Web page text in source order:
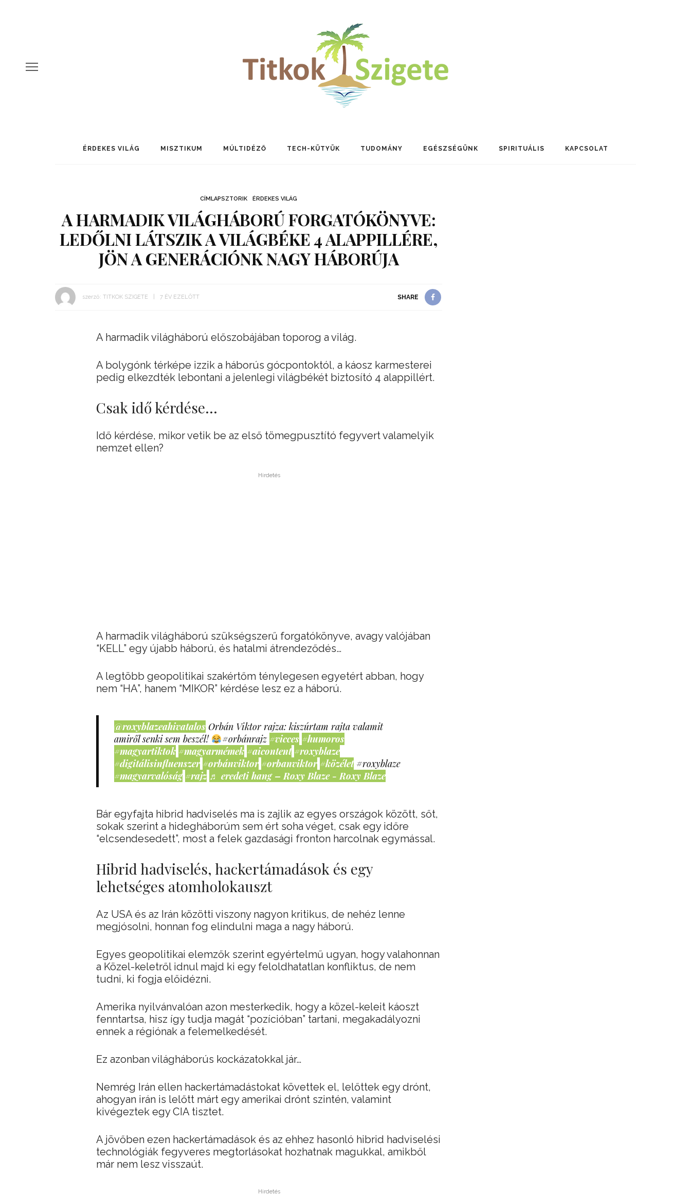
ÉRDEKES VILÁG MISZTIKUM MÚLTIDÉZŐ TECH-KÜTYÜK TUDOMÁNY EGÉSZSÉGÜNK SPIRITUÁLIS KAPCSOLAT
CÍMLAPSZTORIK ÉRDEKES VILÁG
A HARMADIK VILÁGHÁBORÚ FORGATÓKÖNYVE:
LEDŐLNI LÁTSZIK A VILÁGBÉKE 4 ALAPPILLÉRE,
JÖN A GENERÁCIÓNK NAGY HÁBORÚJA
szerző: TITKOK SZIGETE 7 ÉV EZELŐTT SHARE
A harmadik világháború előszobájában toporog a világ.
A bolygónk térképe izzik a háborús gócpontoktól, a káosz karmesterei
pedig elkezdték lebontani a jelenlegi világbékét biztosító 4 alappillért.
Csak idő kérdése…
Idő kérdése, mikor vetik be az első tömegpusztító fegyvert valamelyik
nemzet ellen?
Hirdetés
A harmadik világháború szükségszerű forgatókönyve, avagy valójában
“KELL” egy újabb háború, és hatalmi átrendeződés…
A legtöbb geopolitikai szakértőm ténylegesen egyetért abban, hogy
nem “HA”, hanem “MIKOR” kérdése lesz ez a háború.
@roxyblazeahivatalos Orbán Viktor rajza: kiszúrtam rajta valamit
amiről senki sem beszél!
#orbánrajz #vicces #humoros
#magyartiktok #magyarmémek #aicontent #roxyblaze
#digitálisinfluenszer #orbánviktor #orbanviktor #közélet #roxyblaze
#magyarvalóság #rajz ♬ eredeti hang – Roxy Blaze - Roxy Blaze
Bár egyfajta hibrid hadviselés ma is zajlik az egyes országok között, sőt,
sokak szerint a hidegháborúm sem ért soha véget, csak egy időre
“elcsendesedett”, most a felek gazdasági fronton harcolnak egymással.
Hibrid hadviselés, hackertámadások és egy
lehetséges atomholokauszt
Az USA és az Irán közötti viszony nagyon kritikus, de nehéz lenne
megjósolni, honnan fog elindulni maga a nagy háború.
Egyes geopolitikai elemzők szerint egyértelmű ugyan, hogy valahonnan
a Közel-keletről idnul majd ki egy feloldhatatlan konfliktus, de nem
tudni, ki fogja előidézni.
Amerika nyilvánvalóan azon mesterkedik, hogy a közel-keleit káoszt
fenntartsa, hisz így tudja magát “pozícióban” tartani, megakadályozni
ennek a régiónak a felemelkedését.
Ez azonban világháborús kockázatokkal jár…
Nemrég Irán ellen hackertámadástokat követtek el, lelőttek egy drónt,
ahogyan irán is lelőtt márt egy amerikai drónt szintén, valamint
kivégeztek egy CIA tisztet.
A jövőben ezen hackertámadások és az ehhez hasonló hibrid hadviselési
technológiák fegyveres megtorlásokat hozhatnak magukkal, amikből
már nem lesz visszaút.
Hirdetés